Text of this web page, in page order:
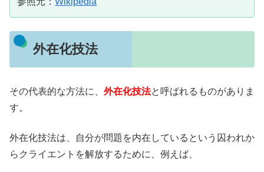
外在化技法
その代表的な方法に、 外在化技法と呼ばれるものがありま
す。
外在化技法は、自分が問題を内在しているという囚われか
らクライエントを解放するために、例えば、